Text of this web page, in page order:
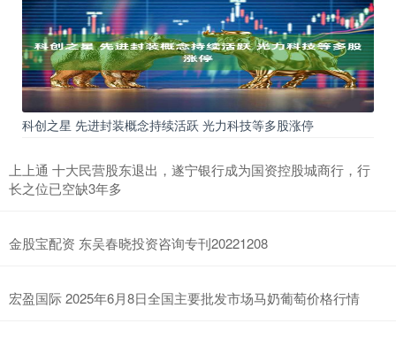
科创之星 先进封装概念持续活跃 光力科技等多股涨停
上上通 十大民营股东退出，遂宁银行成为国资控股城商行，行
长之位已空缺3年多
金股宝配资 东吴春晓投资咨询专刊20221208
宏盈国际 2025年6月8日全国主要批发市场马奶葡萄价格行情